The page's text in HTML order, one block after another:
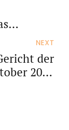
NEXT
der
2024